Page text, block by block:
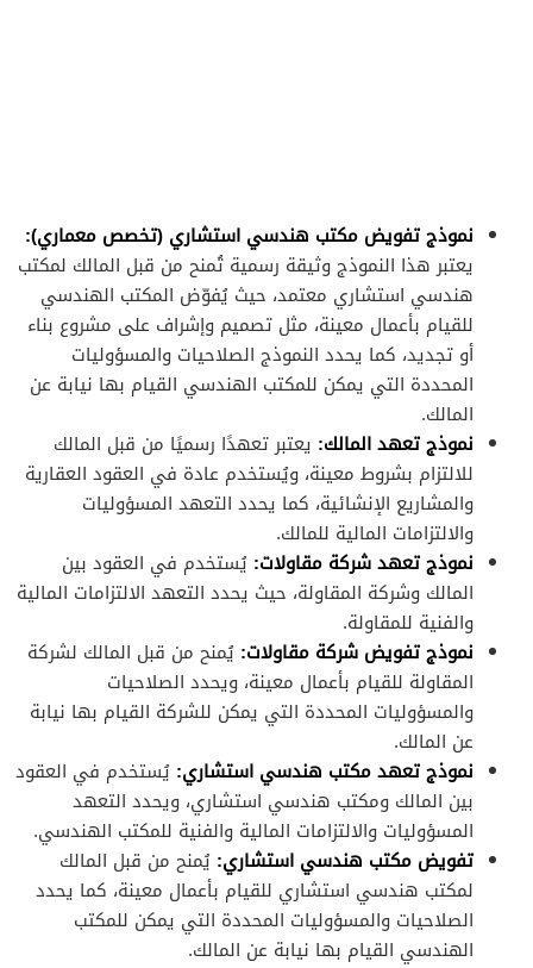
نموذج تفويض مكتب هندسي استشاري (تخصص معماري):
يعتبر هذا النموذج وثيقة رسمية تُمنح من قبل المالك لمكتب
هندسي استشاري معتمد، حيث يُفوّض المكتب الهندسي
للقيام بأعمال معينة، مثل تصميم وإشراف على مشروع بناء
أو تجديد، كما يحدد النموذج الصلاحيات والمسؤوليات
المحددة التي يمكن للمكتب الهندسي القيام بها نيابة عن
المالك.
نموذج تعهد المالك: يعتبر تعهدًا رسميًا من قبل المالك
للالتزام بشروط معينة، ويُستخدم عادة في العقود العقارية
والمشاريع الإنشائية، كما يحدد التعهد المسؤوليات
والالتزامات المالية للمالك.
نموذج تعهد شركة مقاولات: يُستخدم في العقود بين
المالك وشركة المقاولة، حيث يحدد التعهد الالتزامات المالية
والفنية للمقاولة.
نموذج تفويض شركة مقاولات: يُمنح من قبل المالك لشركة
المقاولة للقيام بأعمال معينة، ويحدد الصلاحيات
والمسؤوليات المحددة التي يمكن للشركة القيام بها نيابة
عن المالك.
نموذج تعهد مكتب هندسي استشاري: يُستخدم في العقود
بين المالك ومكتب هندسي استشاري، ويحدد التعهد
المسؤوليات والالتزامات المالية والفنية للمكتب الهندسي.
تفويض مكتب هندسي استشاري: يُمنح من قبل المالك
لمكتب هندسي استشاري للقيام بأعمال معينة، كما يحدد
الصلاحيات والمسؤوليات المحددة التي يمكن للمكتب
الهندسي القيام بها نيابة عن المالك.